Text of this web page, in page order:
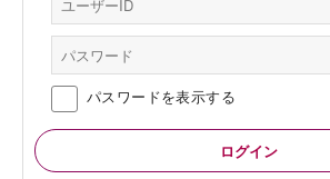
パスワードを表示する